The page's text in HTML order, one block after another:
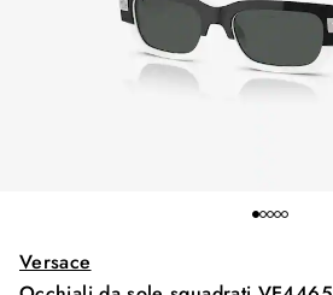
Versace